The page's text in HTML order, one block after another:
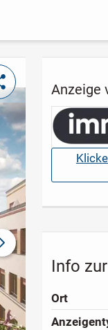
nächstes Bild
Anzeige
Info
Ort